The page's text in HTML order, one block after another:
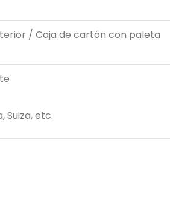
/ Caja de cartón con paleta
Suiza, etc.